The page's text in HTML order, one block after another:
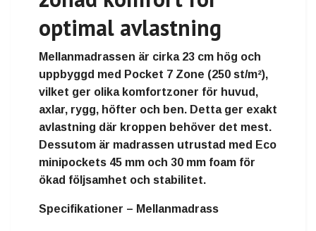
optimal avlastning
Mellanmadrassen är cirka 23 cm hög och
uppbyggd med Pocket 7 Zone (250 st/m²),
vilket ger olika komfortzoner för huvud,
axlar, rygg, höfter och ben. Detta ger exakt
avlastning där kroppen behöver det mest.
Dessutom är madrassen utrustad med Eco
minipockets 45 mm och 30 mm foam för
ökad följsamhet och stabilitet.
Specifikationer – Mellanmadrass